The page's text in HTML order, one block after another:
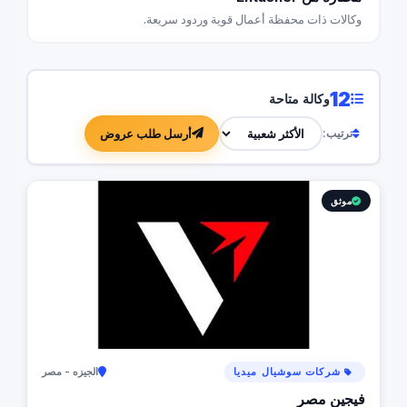
وكالات ذات محفظة أعمال قوية وردود سريعة.
12وكالة متاحة
ترتيب: أرسل طلب عروض
موثق
شركات سوشيال ميديا الجيزه - مصر
فيجين مصر